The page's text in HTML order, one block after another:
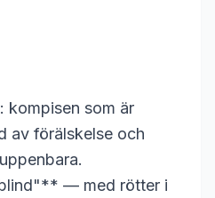
kompisen som är
av förälskelse och
— med rötter i